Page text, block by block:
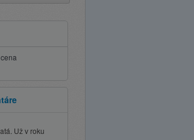
Už v roku